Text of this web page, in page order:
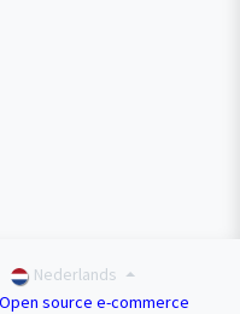
Nederlands
Open source e-commerce